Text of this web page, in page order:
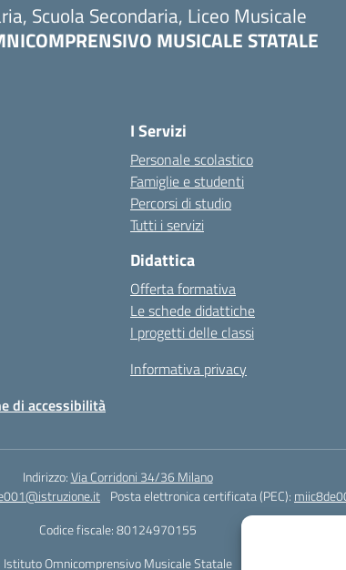
Scuola Secondaria, Liceo Musicale
MUSICALE STATALE
I Servizi
Personale scolastico
Famiglie e studenti
Percorsi di studio
Tutti i servizi
Didattica
Offerta formativa
Le schede didattiche
I progetti delle classi
Informativa privacy
di accessibilità
Indirizzo:Via Corridoni 34/36 Milano
Posta elettronica certificata (PEC):
Codice fiscale: 80124970155
Istituto Omnicomprensivo Musicale Statale